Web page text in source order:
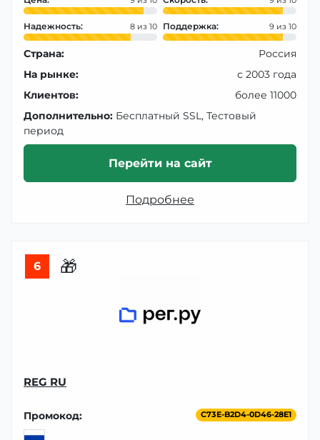
Надежность: 8 Поддержка: 9
Страна:
Россия
На рынке:
с 2003 года
Клиентов:
более 11000
Дополнительно: Бесплатный SSL, Тестовый
период
Перейти на сайт
Подробнее
6 🎁
REG RU
Промокод: C73E-B2D4-0D46-28E1